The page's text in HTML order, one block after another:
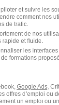
F
€ / an
et suivre les
comment nos
de trafic.
de nos
et fluide.
les
formations
Google Ads,
offres d’emploi ou
un emploi ou